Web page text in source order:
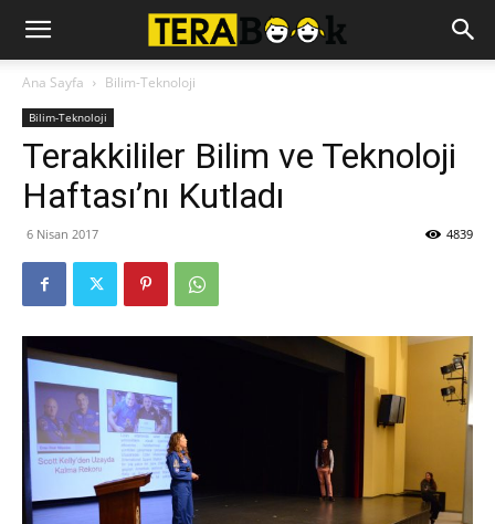
Ana Sayfa Bilim-Teknoloji
Bilim-Teknoloji
Terakkililer Bilim ve Teknoloji
Haftası’nı Kutladı
6 Nisan 2017 4839